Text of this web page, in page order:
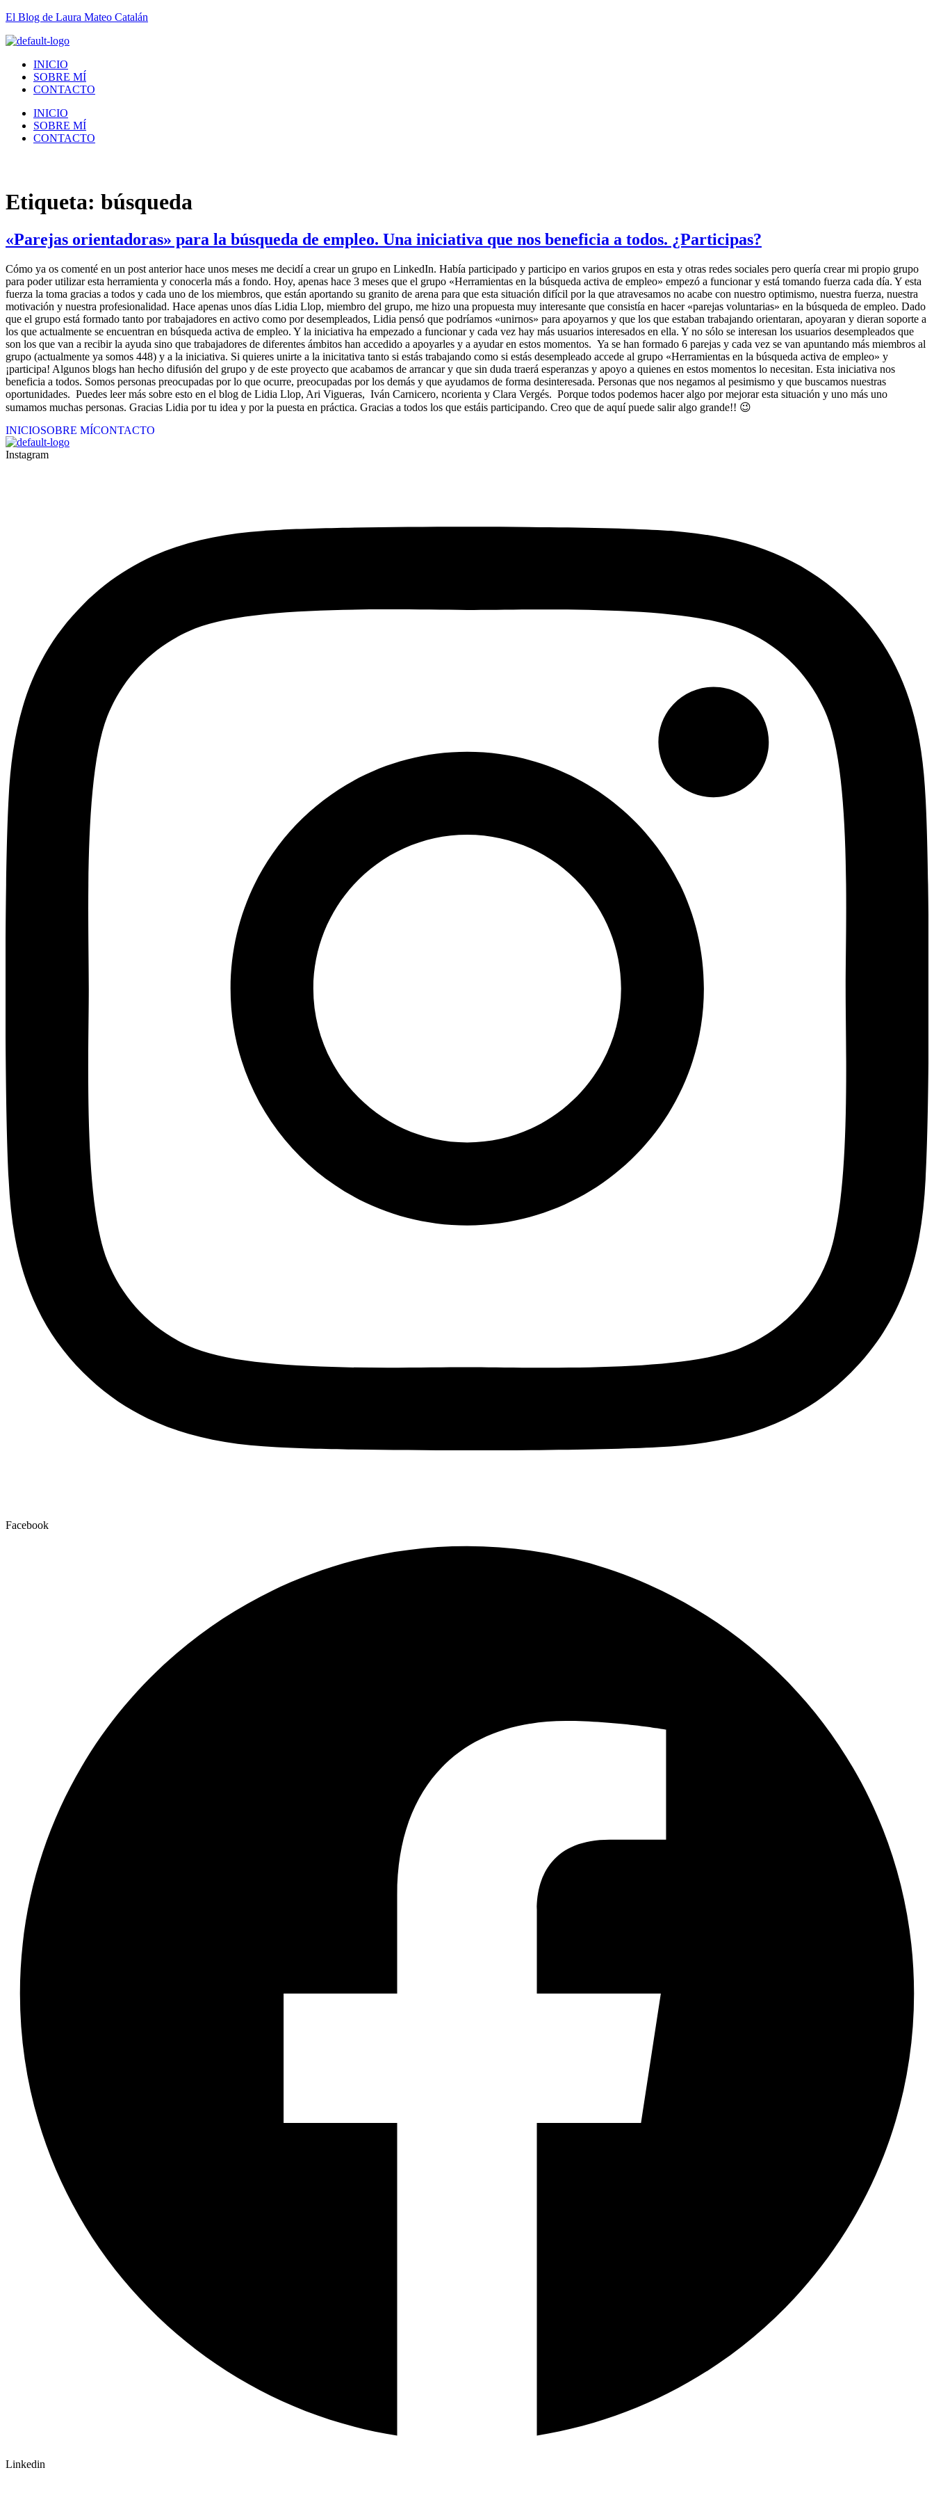
El Blog de Laura Mateo Catalán
INICIO
SOBRE MÍ
CONTACTO
INICIO
SOBRE MÍ
CONTACTO
Etiqueta: búsqueda
«Parejas orientadoras» para la búsqueda de empleo. Una iniciativa que nos beneficia a todos. ¿Participas?
Cómo ya os comenté en un post anterior hace unos meses me decidí a crear un grupo en LinkedIn. Había participado y participo en varios grupos en esta y otras redes sociales pero quería crear mi propio grupo
para poder utilizar esta herramienta y conocerla más a fondo. Hoy, apenas hace 3 meses que el grupo «Herramientas en la búsqueda activa de empleo» empezó a funcionar y está tomando fuerza cada día. Y esta
fuerza la toma gracias a todos y cada uno de los miembros, que están aportando su granito de arena para que esta situación difícil por la que atravesamos no acabe con nuestro optimismo, nuestra fuerza, nuestra
motivación y nuestra profesionalidad. Hace apenas unos días Lidia Llop, miembro del grupo, me hizo una propuesta muy interesante que consistía en hacer «parejas voluntarias» en la búsqueda de empleo. Dado
que el grupo está formado tanto por trabajadores en activo como por desempleados, Lidia pensó que podríamos «unirnos» para apoyarnos y que los que estaban trabajando orientaran, apoyaran y dieran soporte a
los que actualmente se encuentran en búsqueda activa de empleo. Y la iniciativa ha empezado a funcionar y cada vez hay más usuarios interesados en ella. Y no sólo se interesan los usuarios desempleados que
son los que van a recibir la ayuda sino que trabajadores de diferentes ámbitos han accedido a apoyarles y a ayudar en estos momentos. Ya se han formado 6 parejas y cada vez se van apuntando más miembros al
grupo (actualmente ya somos 448) y a la iniciativa. Si quieres unirte a la inicitativa tanto si estás trabajando como si estás desempleado accede al grupo «Herramientas en la búsqueda activa de empleo» y
¡participa! Algunos blogs han hecho difusión del grupo y de este proyecto que acabamos de arrancar y que sin duda traerá esperanzas y apoyo a quienes en estos momentos lo necesitan. Esta iniciativa nos
beneficia a todos. Somos personas preocupadas por lo que ocurre, preocupadas por los demás y que ayudamos de forma desinteresada. Personas que nos negamos al pesimismo y que buscamos nuestras
oportunidades. Puedes leer más sobre esto en el blog de Lidia Llop, Ari Vigueras, Iván Carnicero, ncorienta y Clara Vergés. Porque todos podemos hacer algo por mejorar esta situación y uno más uno
sumamos muchas personas. Gracias Lidia por tu idea y por la puesta en práctica. Gracias a todos los que estáis participando. Creo que de aquí puede salir algo grande!! 😉
INICIOSOBRE MÍCONTACTO
Instagram
Facebook
Linkedin